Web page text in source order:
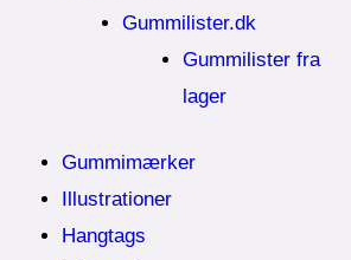
Gummilister.dk
Gummilister fra
lager
Gummimærker
Illustrationer
Hangtags